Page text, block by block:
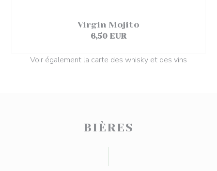
Virgin Mojito
6,50 EUR
Voir également la carte des whisky et des vins
BIÈRES